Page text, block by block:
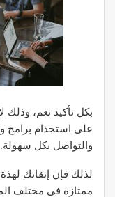
بكل تأكيد نعم،
على استخدام برامج
والتواصل بكل سهولة.
لذلك فإن إتقانك
ممتازة فى مختلف